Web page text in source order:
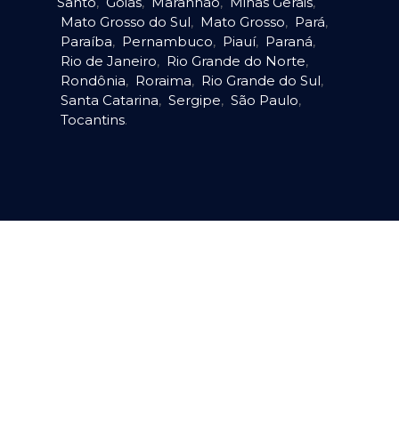
Mato Grosso do Sul, Mato Grosso, Pará,
Paraíba, Pernambuco, Piauí, Paraná,
Rio de Janeiro, Rio Grande do Norte,
Rondônia, Roraima, Rio Grande do Sul,
Santa Catarina, Sergipe, São Paulo,
Tocantins.